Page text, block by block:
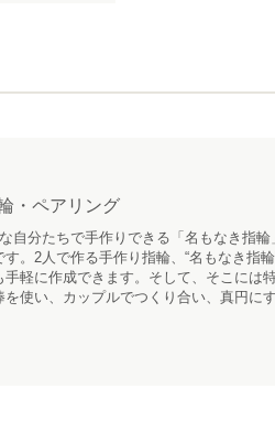
・ペアリング
自分たちで手作りできる「名もなき指
。2人で作る手作り指輪、“名もなき指
手軽に作成できます。そして、そこには
を使い、カップルでつくり合い、真円に